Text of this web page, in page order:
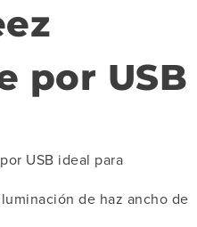
por USB
USB ideal para
de haz ancho de